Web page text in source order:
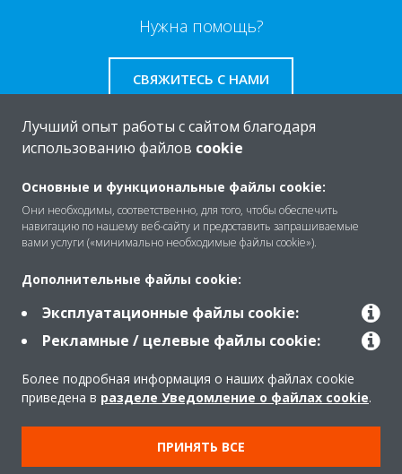
Нужна помощь?
СВЯЖИТЕСЬ С НАМИ
O Daikin
Решения
Помощь
Продукты
Лучший опыт работы с сайтом благодаря
использованию файлов cookie
Основные и функциональные файлы cookie:
Они необходимы, соответственно, для того, чтобы обеспечить
навигацию по нашему веб-сайту и предоставить запрашиваемые
вами услуги («минимально необходимые файлы cookie»).
Дополнительные файлы cookie:
Эксплуатационные файлы cookie:
Рекламные / целевые файлы cookie:
Более подробная информация о наших файлах cookie
приведена в разделе Уведомление о файлах cookie.
ПРИНЯТЬ ВСЕ